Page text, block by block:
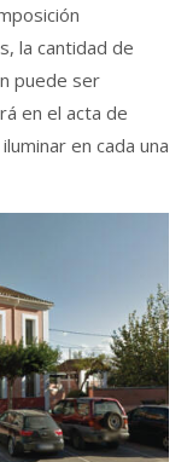
la cantidad de
puede ser
en el acta de
en cada una